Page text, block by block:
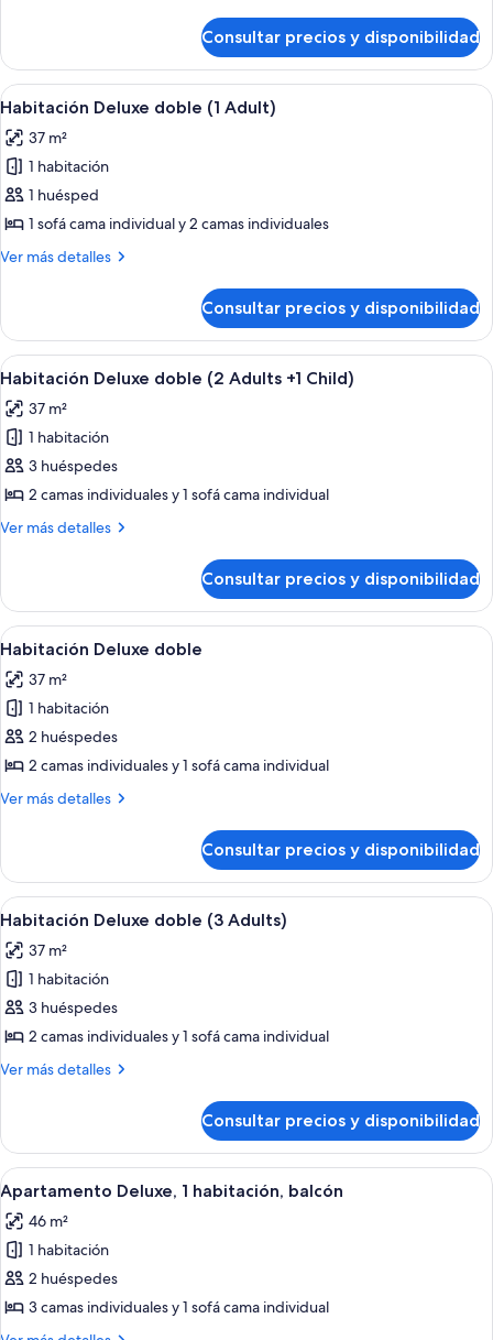
balcón
(1
Adult)
Consultar precios y disponibilidad
Abrir
todas
las
fotos
de
Habitación
Deluxe
Adult)
Una habitación de hotel moderna
5
Habitación Deluxe doble (1 Adult)
37 m²
1 habitación
1 huésped
1 sofá cama individual y 2 camas individuales
Ver más detalles
Más
Deluxe
doble
(1
Consultar precios y disponibilidad
Abrir
todas
las
fotos
de
Habitación
Deluxe
Adults
+1
Child)
Una habitación de hotel moderna
5
Habitación Deluxe doble (2 Adults +1 Child)
37 m²
1 habitación
3 huéspedes
2 camas individuales y 1 sofá cama individual
Ver más detalles
Más
Deluxe
doble
(2
+1
Child)
Consultar precios y disponibilidad
Abrir
todas
las
fotos
de
Habitación
Deluxe
Una habitación de hotel moderna
5
Habitación Deluxe doble
37 m²
1 habitación
2 huéspedes
2 camas individuales y 1 sofá cama individual
Ver más detalles
Más
Deluxe
doble
Consultar precios y disponibilidad
Abrir
todas
las
fotos
de
Habitación
Deluxe
Adults)
Una habitación de hotel moderna
5
Habitación Deluxe doble (3 Adults)
37 m²
1 habitación
3 huéspedes
2 camas individuales y 1 sofá cama individual
Ver más detalles
Más
Deluxe
doble
(3
Adults)
Consultar precios y disponibilidad
Abrir
todas
las
fotos
de
Apartamento
Deluxe,
Un dormitorio moderno con una
6
Apartamento Deluxe, 1 habitación, balcón
46 m²
1 habitación
2 huéspedes
3 camas individuales y 1 sofá cama individual